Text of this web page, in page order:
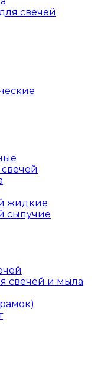
свечей
жидкие
сыпучие
свечей и мыла